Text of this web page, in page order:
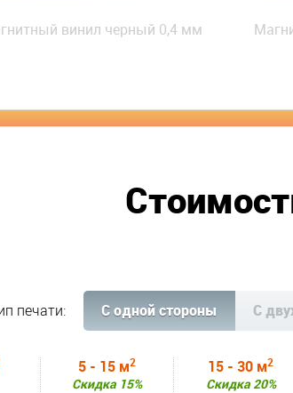
винил черный 0,4 мм
печати: C одной стороны С
5 - 15 м2
Скидка 15%
15 - 30 м2
Скидка 20%